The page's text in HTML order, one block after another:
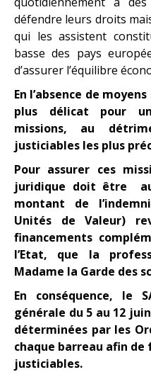
défendre leurs droits
qui les assistent
basse des pays
d’assurer l’équilibre
En l’absence de
plus délicat pour
missions, au
justiciables les plus
Pour assurer ces
juridique doit être
montant de
Unités de Valeur)
financements
l’Etat, que la
Madame la Garde des
En conséquence, le
générale du 5 au 12
déterminées par les
chaque barreau afin
justiciables.